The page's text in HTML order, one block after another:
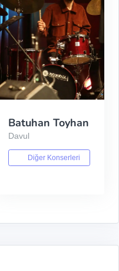
Batuhan Toyhan
Davul
Diğer Konserleri